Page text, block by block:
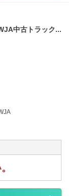
中古トラック...